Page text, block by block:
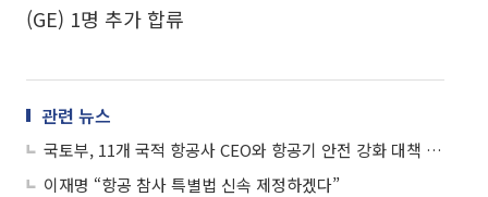
(GE) 1명 추가 합류
관련 뉴스
국토부, 11개 국적 항공사 CEO와 항공기 안전 강화 대책 점검
이재명 “항공 참사 특별법 신속 제정하겠다”